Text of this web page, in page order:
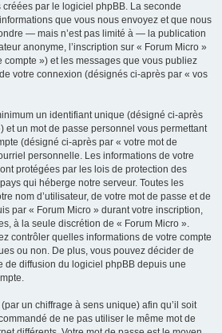
par le logiciel phpBB. La seconde
que vous nous envoyez et que nous
— mais n’est pas limité à — la publication
anonyme, l’inscription sur « Forum Micro »
») et les messages que vous publiez
votre connexion (désignés ci-après par « vos
un identifiant unique (désigné ci-après
et un mot de passe personnel vous permettant
(désigné ci-après par « votre mot de
personnelle. Les informations de votre
protégées par les lois de protection des
qui héberge notre serveur. Toutes les
nom d’utilisateur, de votre mot de passe et de
par « Forum Micro » durant votre inscription,
à la seule discrétion de « Forum Micro ».
contrôler quelles informations de votre compte
ou non. De plus, vous pouvez décider de
de diffusion du logiciel phpBB depuis une
un chiffrage à sens unique) afin qu’il soit
de ne pas utiliser le même mot de